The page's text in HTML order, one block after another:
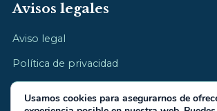
Avisos legales
Aviso legal
Política de privacidad
Usamos cookies para asegurarnos de